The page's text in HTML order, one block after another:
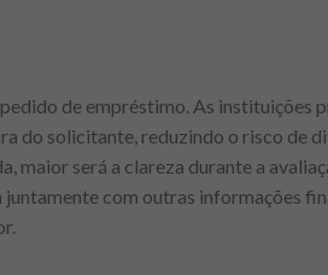
de empréstimo. As instituições
do solicitante, reduzindo o risco de
maior será a clareza durante a
juntamente com outras informações